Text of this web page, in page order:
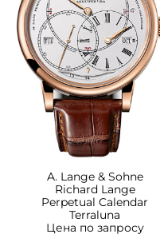
A. Lange & Sohne
Richard Lange
Perpetual Calendar
Terraluna
Цена по запросу